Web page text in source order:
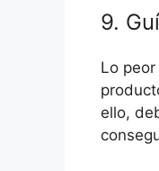
9.
Lo
ello,